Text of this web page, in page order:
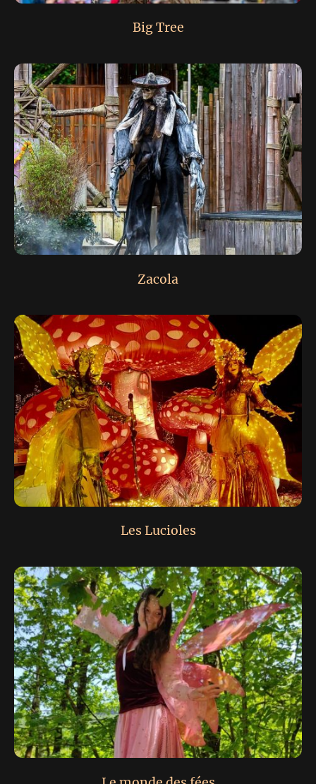
Big Tree
Zacola
Les Lucioles